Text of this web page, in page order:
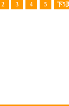
2 3 4 5 下5